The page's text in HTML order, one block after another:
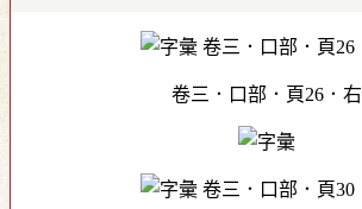
卷三．口部．頁26．右